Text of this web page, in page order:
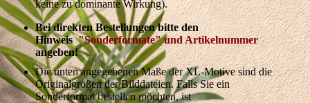
keine zu dominante Wirkung).
Bei direkten Bestellungen bitte den
Hinweis"Sonderformate" und Artikelnummer
angeben!
Die unten angegebenen Maße der XL-Motive sind die
Originalgrößen der Bilddateien.Falls Sie ein
Sonderformat bestellen möchten, ist